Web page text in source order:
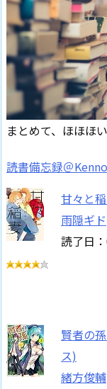
まとめて、ほほほい
読書備忘録＠Kenno
甘々と
雨隠ギド
読了日
賢者の
ス)
緒方俊輔